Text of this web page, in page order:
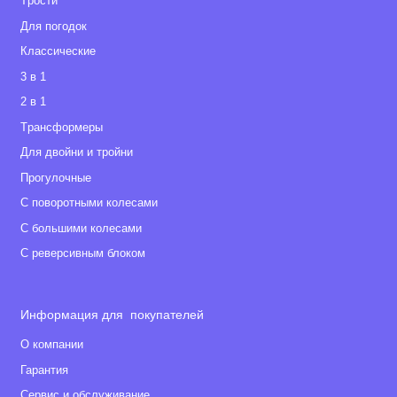
Для погодок
Классические
3 в 1
2 в 1
Tрансформеры
Для двойни и тройни
Прогулочные
С поворотными колесами
С большими колесами
С реверсивным блоком
Информация для покупателей
О компании
Гарантия